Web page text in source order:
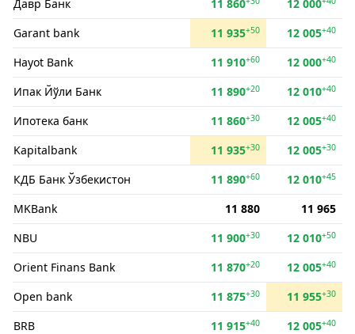
Давр Банк 11 860 12 000
Garant bank 11 935+50 12 005+40
Hayot Bank 11 910+60 12 000+40
Ипак Йўли Банк 11 890+20 12 010+40
Ипотека банк 11 860+30 12 005+40
Kapitalbank 11 935+30 12 005+30
КДБ Банк Ўзбекистон 11 890+60 12 010+45
MKBank 11 880
11 965
NBU
11 900+30 12 010+50
Orient Finans Bank 11 870+20 12 005+40
Open bank 11 875+30 11 955+30
BRB 11 915+40 12 005+40